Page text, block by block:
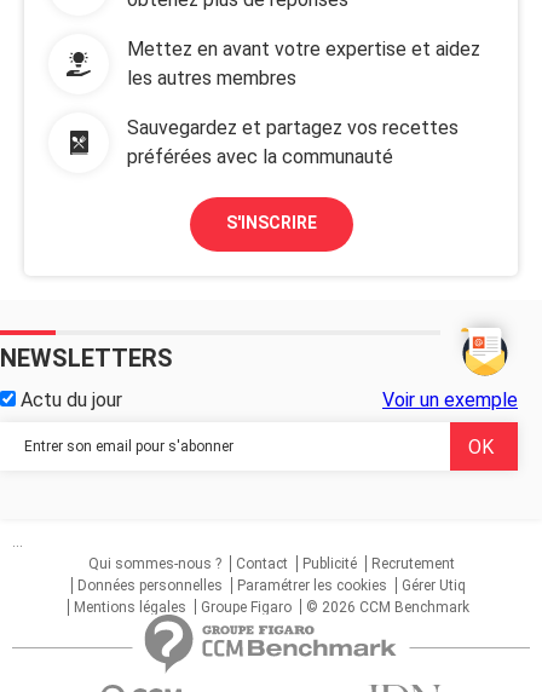
Mettez en avant votre expertise et aidez
les autres membres
Sauvegardez et partagez vos recettes
préférées avec la communauté
S'INSCRIRE
NEWSLETTERS
Actu du jour Voir un exemple
...
Qui sommes-nous ?
Contact Publicité
Recrutement
Données personnelles
Paramétrer les cookies
Gérer Utiq
Mentions légales
Groupe Figaro © 2026 CCM Benchmark